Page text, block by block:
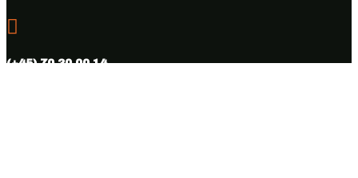

(+45) 70 20 00 14